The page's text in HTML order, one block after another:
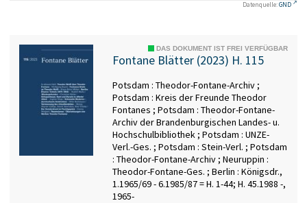
Datenquelle:GND
DAS DOKUMENT IST FREI VERFÜGBAR
Fontane Blätter (2023) H. 115
Potsdam : Theodor-Fontane-Archiv ;
Potsdam : Kreis der Freunde Theodor
Fontanes ; Potsdam : Theodor-Fontane-
Archiv der Brandenburgischen Landes- u.
Hochschulbibliothek ; Potsdam : UNZE-
Verl.-Ges. ; Potsdam : Stein-Verl. ; Potsdam
: Theodor-Fontane-Archiv ; Neuruppin :
Theodor-Fontane-Ges. ; Berlin : Königsdr.,
1.1965/69 - 6.1985/87 = H. 1-44; H. 45.1988 -,
1965-